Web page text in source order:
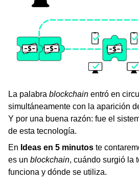
La palabra blockchain entró en
simultáneamente con la aparición
Y por una buena razón: fue el
de esta tecnología.
En Ideas en 5 minutos te
es un blockchain, cuándo surgió la
funciona y dónde se utiliza.